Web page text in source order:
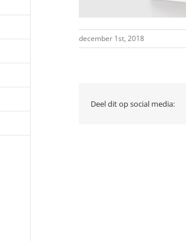
december 1st, 2018
Deel dit op social media: